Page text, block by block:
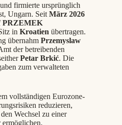
firmierte ursprünglich
Ungarn. Seit März 2026
PRZEMEK
in Kroatien übertragen.
übernahm Przemyslaw
der betreibenden
Petar Brkić. Die
zum verwalteten
vollständigen Eurozone-
reduzieren,
Wechsel zu einer
ermöglichen.